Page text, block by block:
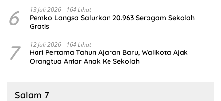
6 13 Juli 2026 164 Lihat
Pemko Langsa Salurkan 20.963 Seragam Sekolah
Gratis
7 12 Juli 2026 164 Lihat
Hari Pertama Tahun Ajaran Baru, Walikota Ajak
Orangtua Antar Anak Ke Sekolah
Salam 7